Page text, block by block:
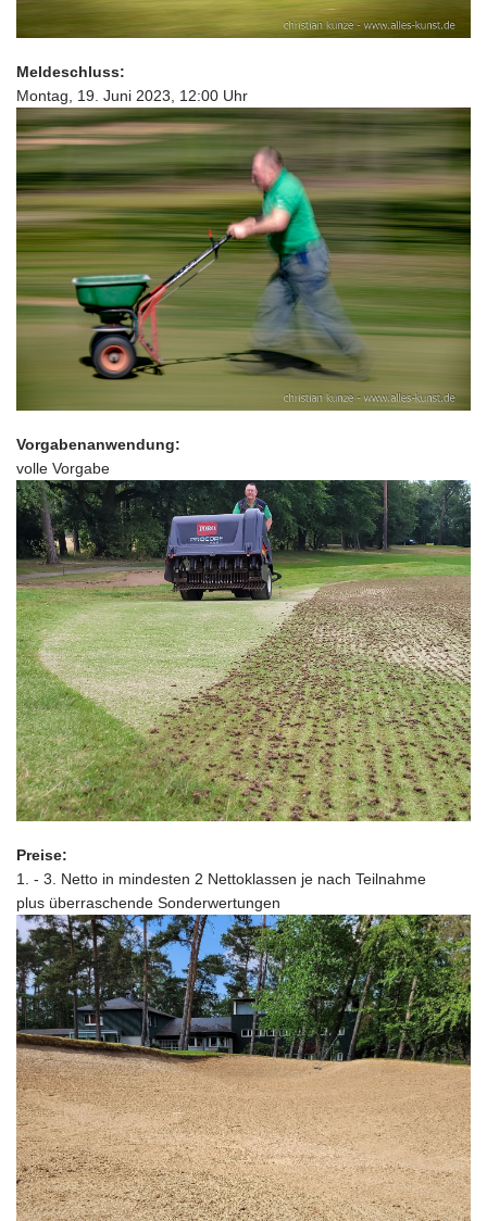
Meldeschluss:
Montag, 19. Juni 2023, 12:00 Uhr
Vorgabenanwendung:
volle Vorgabe
Preise:
1. - 3. Netto in mindesten 2 Nettoklassen je nach Teilnahme
plus überraschende Sonderwertungen